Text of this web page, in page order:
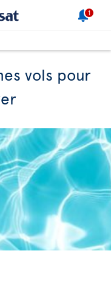
1
vols pour